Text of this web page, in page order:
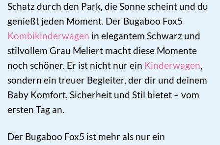
Schatz durch den Park, die Sonne scheint und du
genießt jeden Moment. Der Bugaboo Fox5
Kombikinderwagen in elegantem Schwarz und
stilvollem Grau Meliert macht diese Momente
noch schöner. Er ist nicht nur ein Kinderwagen,
sondern ein treuer Begleiter, der dir und deinem
Baby Komfort, Sicherheit und Stil bietet – vom
ersten Tag an.
Der Bugaboo Fox5 ist mehr als nur ein